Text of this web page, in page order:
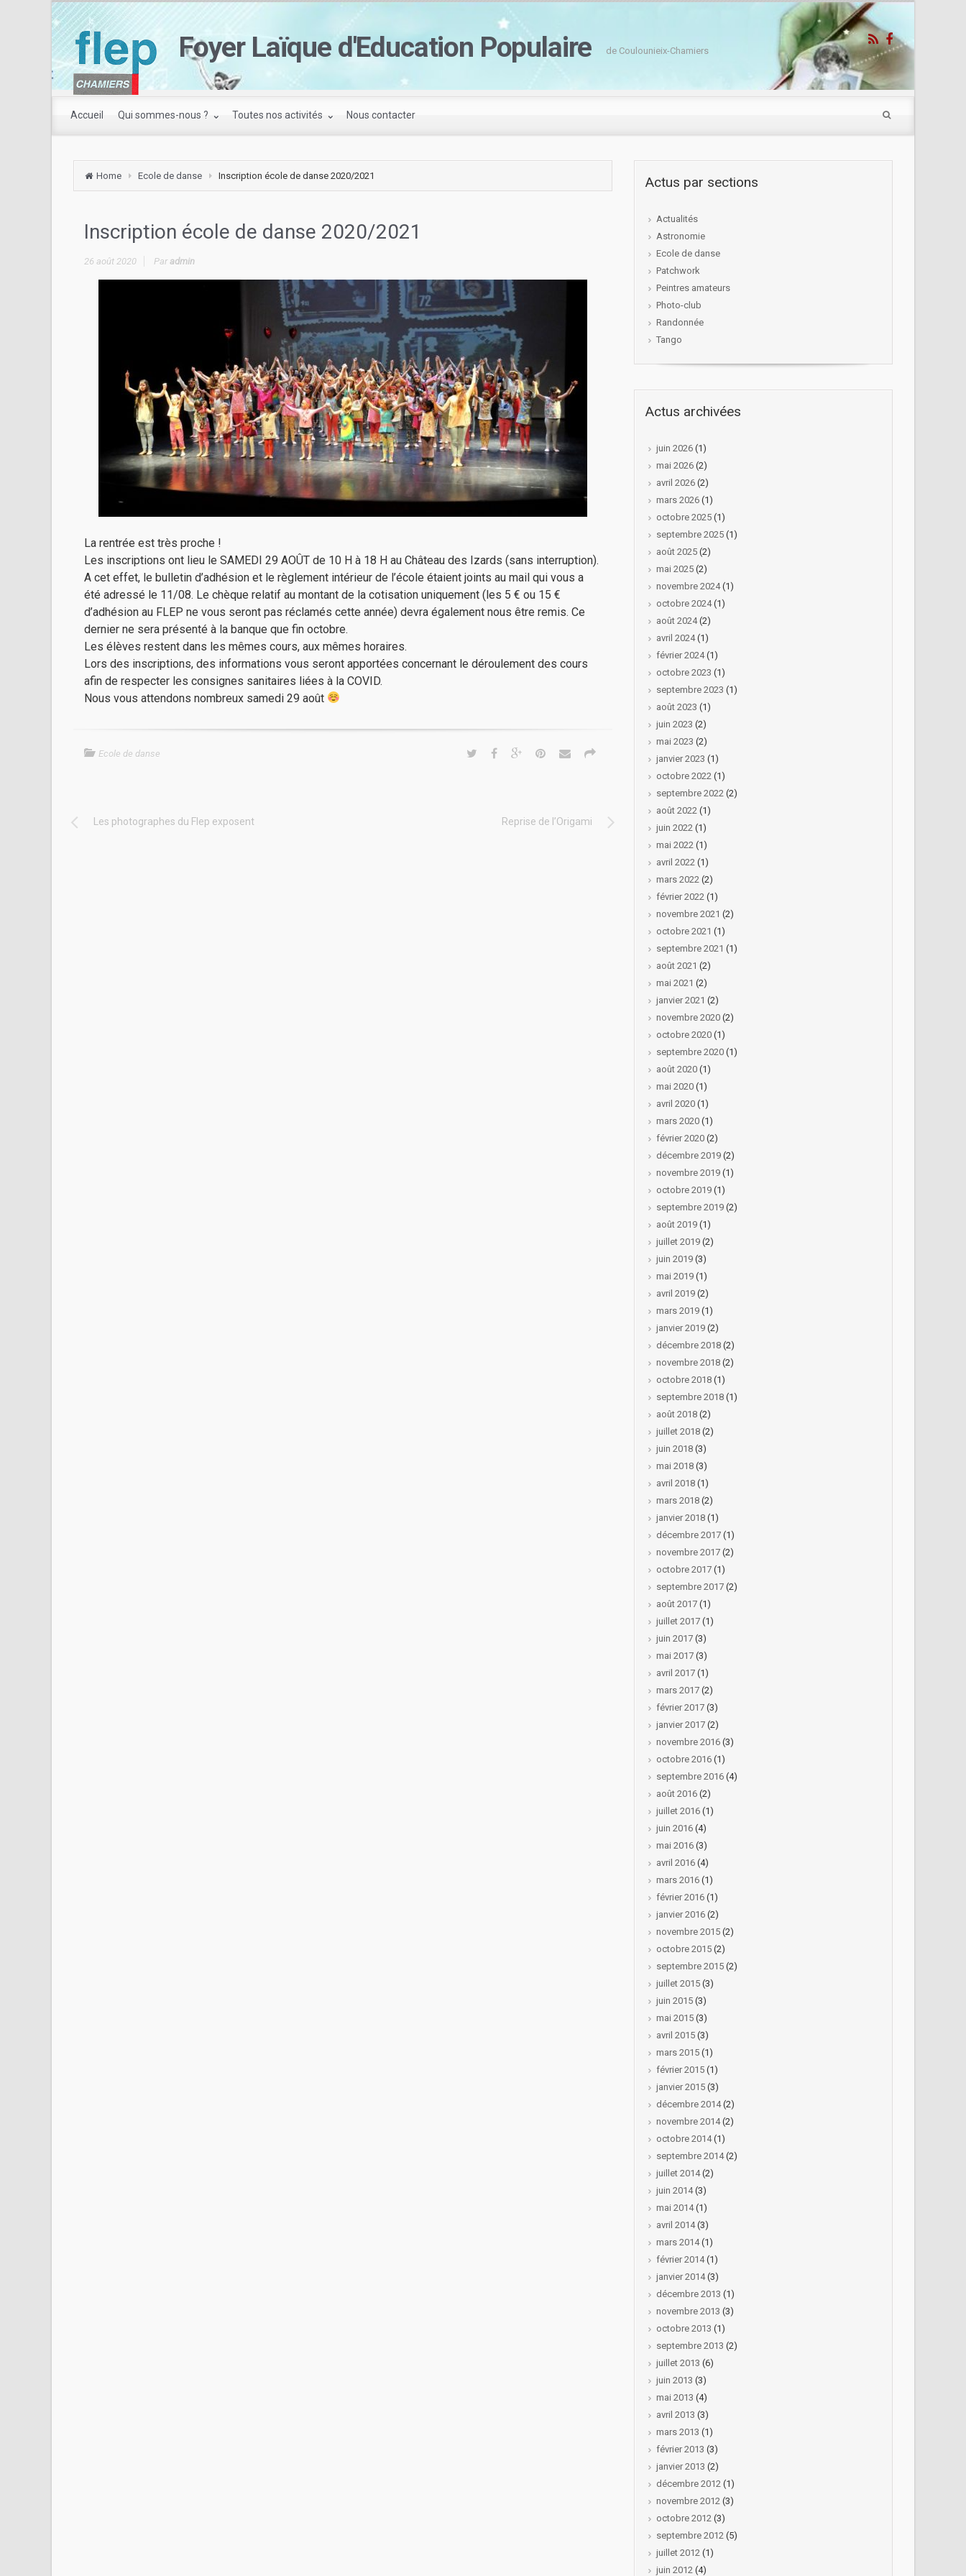
Foyer Laïque d'Education Populaire de Coulounieix-Chamiers
Accueil Qui sommes-nous ? Toutes nos activités Nous contacter
Home Ecole de danse Inscription école de danse 2020/2021
Inscription école de danse 2020/2021
26 août 2020 Paradmin
La rentrée est très proche !
Les inscriptions ont lieu le SAMEDI 29 AOÛT de 10 H à 18 H au Château des Izards (sans interruption).
A cet effet, le bulletin d’adhésion et le règlement intérieur de l’école étaient joints au mail qui vous a
été adressé le 11/08. Le chèque relatif au montant de la cotisation uniquement (les 5 € ou 15 €
d’adhésion au FLEP ne vous seront pas réclamés cette année) devra également nous être remis. Ce
dernier ne sera présenté à la banque que fin octobre.
Les élèves restent dans les mêmes cours, aux mêmes horaires.
Lors des inscriptions, des informations vous seront apportées concernant le déroulement des cours
afin de respecter les consignes sanitaires liées à la COVID.
Nous vous attendons nombreux samedi 29 août
Ecole de danse
Les photographes du Flep exposent Reprise de l’Origami
Actus par sections
Actualités
Astronomie
Ecole de danse
Patchwork
Peintres amateurs
Photo-club
Randonnée
Tango
Actus archivées
juin 2026 (1)
mai 2026 (2)
avril 2026 (2)
mars 2026 (1)
octobre 2025 (1)
septembre 2025 (1)
août 2025 (2)
mai 2025 (2)
novembre 2024(1)
octobre 2024(1)
août 2024(2)
avril 2024(1)
février 2024(1)
octobre 2023 (1)
septembre 2023 (1)
août 2023 (1)
juin 2023 (2)
mai 2023 (2)
janvier 2023 (1)
octobre 2022 (1)
septembre 2022 (2)
août 2022 (1)
juin 2022 (1)
mai 2022 (1)
avril 2022 (1)
mars 2022 (2)
février 2022 (1)
novembre 2021 (2)
octobre 2021 (1)
septembre 2021 (1)
août 2021 (2)
mai 2021 (2)
janvier 2021 (2)
novembre 2020 (2)
octobre 2020 (1)
septembre 2020 (1)
août 2020 (1)
mai 2020 (1)
avril 2020 (1)
mars 2020 (1)
février 2020 (2)
décembre 2019 (2)
novembre 2019 (1)
octobre 2019 (1)
septembre 2019 (2)
août 2019 (1)
juillet 2019 (2)
juin 2019 (3)
mai 2019 (1)
avril 2019 (2)
mars 2019 (1)
janvier 2019 (2)
décembre 2018 (2)
novembre 2018 (2)
octobre 2018 (1)
septembre 2018 (1)
août 2018 (2)
juillet 2018 (2)
juin 2018 (3)
mai 2018 (3)
avril 2018 (1)
mars 2018 (2)
janvier 2018 (1)
décembre 2017 (1)
novembre 2017 (2)
octobre 2017 (1)
septembre 2017 (2)
août 2017 (1)
juillet 2017 (1)
juin 2017 (3)
mai 2017 (3)
avril 2017 (1)
mars 2017 (2)
février 2017 (3)
janvier 2017 (2)
novembre 2016 (3)
octobre 2016 (1)
septembre 2016 (4)
août 2016 (2)
juillet 2016 (1)
juin 2016 (4)
mai 2016 (3)
avril 2016 (4)
mars 2016 (1)
février 2016 (1)
janvier 2016 (2)
novembre 2015 (2)
octobre 2015 (2)
septembre 2015 (2)
juillet 2015 (3)
juin 2015 (3)
mai 2015 (3)
avril 2015 (3)
mars 2015 (1)
février 2015 (1)
janvier 2015 (3)
décembre 2014(2)
novembre 2014(2)
octobre 2014(1)
septembre 2014(2)
juillet 2014(2)
juin 2014(3)
mai 2014(1)
avril 2014(3)
mars 2014(1)
février 2014(1)
janvier 2014(3)
décembre 2013 (1)
novembre 2013 (3)
octobre 2013 (1)
septembre 2013 (2)
juillet 2013 (6)
juin 2013 (3)
mai 2013 (4)
avril 2013 (3)
mars 2013 (1)
février 2013 (3)
janvier 2013 (2)
décembre 2012 (1)
novembre 2012 (3)
octobre 2012 (3)
septembre 2012 (5)
juillet 2012 (1)
juin 2012 (4)